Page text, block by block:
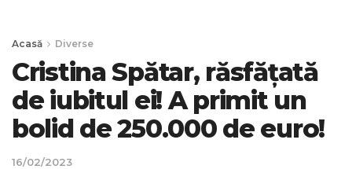
Acasă Diverse
Cristina Spătar, răsfățată
de iubitul ei! A primit un
bolid de 250.000 de euro!
16/02/2023